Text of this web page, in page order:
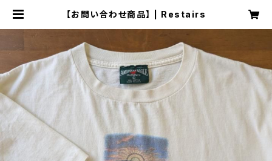
【お問い合わせ商品】 | Restairs